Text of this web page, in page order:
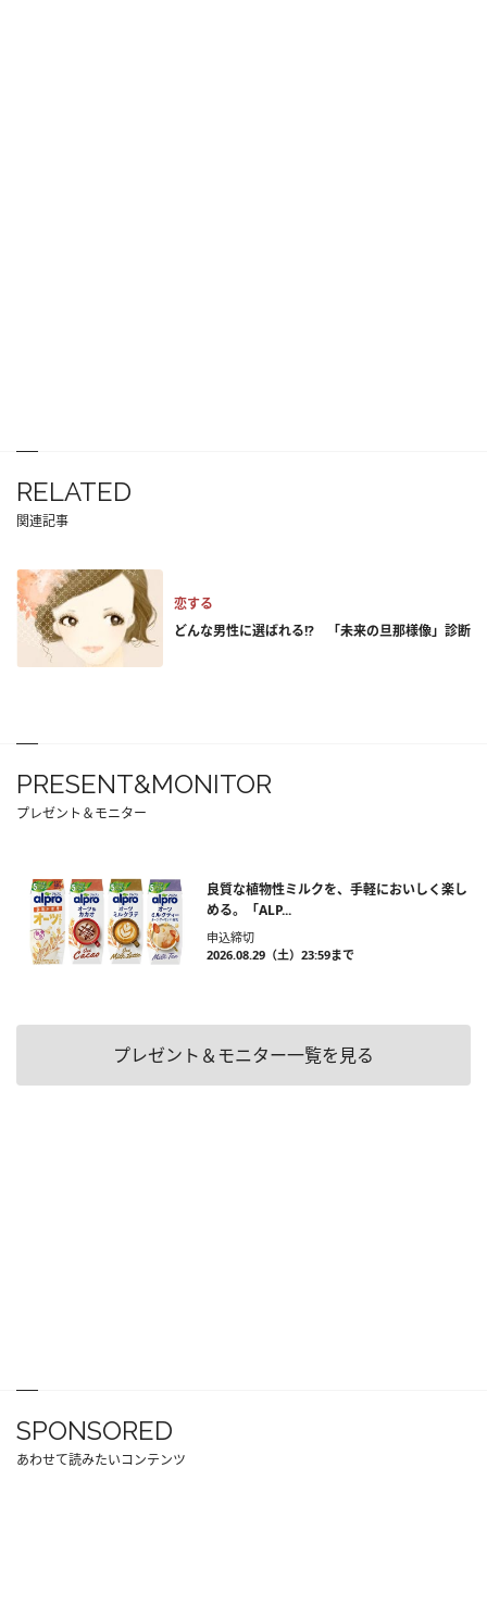
RELATED
関連記事
恋する
どんな男性に選ばれる!? 「未来の旦那様像」診断
PRESENT&MONITOR
プレゼント＆モニター
良質な植物性ミルクを、手軽においしく楽し
める。「ALP...
申込締切
2026.08.29（土）23:59まで
プレゼント＆モニター一覧を見る
SPONSORED
あわせて読みたいコンテンツ